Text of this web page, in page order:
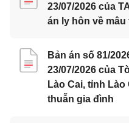
23/07/2026 của
án ly hôn về
Bản án số 81/
23/07/2026 của
Lào Cai, tỉnh
thuẫn gia đình